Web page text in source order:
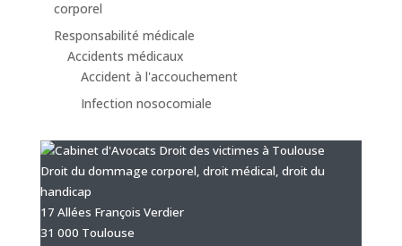
corporel
Responsabilité médicale
Accidents médicaux
Accident à l'accouchement
Infection nosocomiale
Droit du dommage corporel, droit médical, droit du
handicap
17 Allées François Verdier
31 000 Toulouse